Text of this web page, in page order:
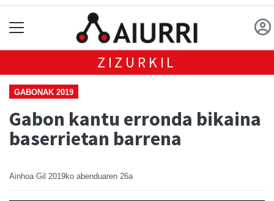
ZIZURKIL
GABONAK 2019
Gabon kantu erronda bikaina
baserrietan barrena
Ainhoa Gil 2019ko abenduaren 26a